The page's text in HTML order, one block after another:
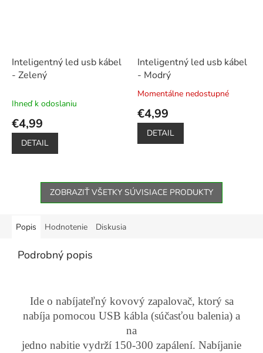
Inteligentný led usb kábel
- Zelený
Ihneď k odoslaniu
€4,99
DETAIL
Inteligentný led usb kábel
- Modrý
Priemerné
hodnotenie
produktu
Momentálne nedostupné
€4,99
DETAIL
ZOBRAZIŤ VŠETKY SÚVISIACE PRODUKTY
Popis Hodnotenie Diskusia
Podrobný popis
Ide o nabíjateľný kovový zapalovač, ktorý sa
nabíja pomocou USB kábla (súčasťou balenia) a
na
jedno nabitie vydrží 150-300 zapálení. Nabíjanie